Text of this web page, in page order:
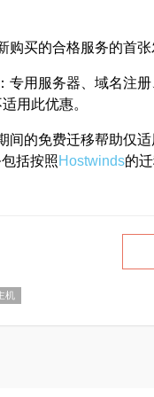
购买的合格服务的首
专用服务器、域名注
用此优惠。
间的免费迁移帮助仅
括按照Hostwinds的
机